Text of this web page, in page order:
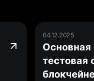
04.12.2025
Основная
тестовая